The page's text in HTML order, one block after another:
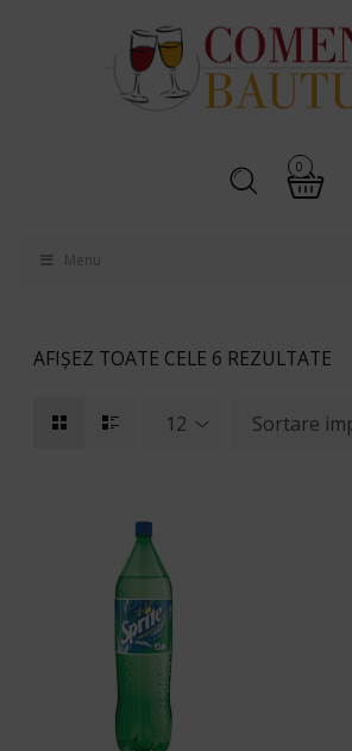
0
Menu
AFIȘEZ TOATE CELE 6 REZULTATE
12